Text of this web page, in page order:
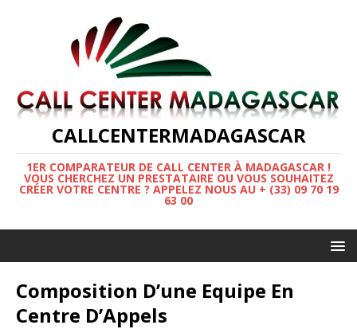
CALLCENTERMADAGASCAR
1ER COMPARATEUR DE CALL CENTER À MADAGASCAR !
VOUS CHERCHEZ UN PRESTATAIRE OU VOUS SOUHAITEZ
CRÉER VOTRE CENTRE ? APPELEZ NOUS AU + (33) 09 70 19
63 00
Composition D’une Equipe En
Centre D’Appels